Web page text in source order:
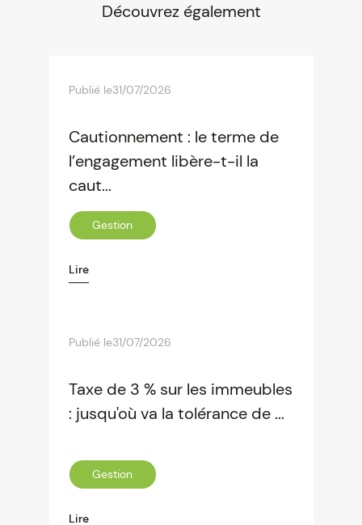
Découvrez également
Publié le31/07/2026
Cautionnement : le terme de
l’engagement libère-t-il la
caut...
Gestion
Lire
Publié le31/07/2026
Taxe de 3 % sur les immeubles
: jusqu'où va la tolérance de ...
Gestion
Lire